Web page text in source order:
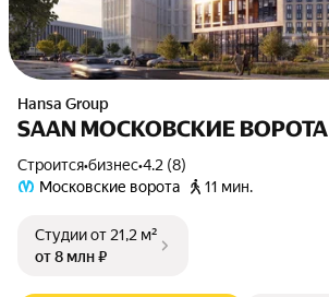
Hansa Group
SAAN МОСКОВСКИЕ ВОРОТА
Строится•бизнес•4.2 (8)
Московские ворота
11 мин.
Студииот 21,2 м²
от 8 млн ₽